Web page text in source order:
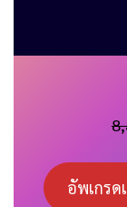
อัพเกรด